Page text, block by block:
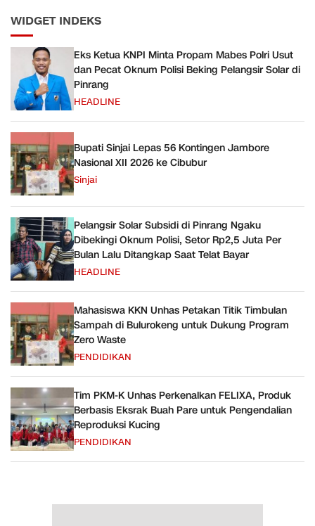
WIDGET INDEKS
Eks Ketua KNPI Minta Propam Mabes Polri Usut
dan Pecat Oknum Polisi Beking Pelangsir Solar di
Pinrang
HEADLINE
Bupati Sinjai Lepas 56 Kontingen Jambore
Nasional XII 2026 ke Cibubur
Sinjai
Pelangsir Solar Subsidi di Pinrang Ngaku
Dibekingi Oknum Polisi, Setor Rp2,5 Juta Per
Bulan Lalu Ditangkap Saat Telat Bayar
HEADLINE
Mahasiswa KKN Unhas Petakan Titik Timbulan
Sampah di Bulurokeng untuk Dukung Program
Zero Waste
PENDIDIKAN
Tim PKM-K Unhas Perkenalkan FELIXA, Produk
Berbasis Eksrak Buah Pare untuk Pengendalian
Reproduksi Kucing
PENDIDIKAN